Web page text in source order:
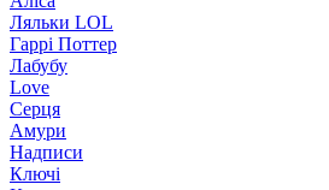
Ляльки LOL
Гаррі Поттер
Лабубу
Love
Серця
Амури
Надписи
Ключі